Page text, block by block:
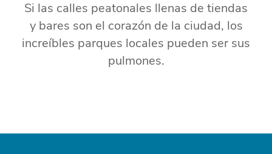
Si las calles peatonales llenas de tiendas
y bares son el corazón de la ciudad, los
increíbles parques locales pueden ser sus
pulmones.